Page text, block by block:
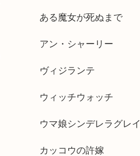
ある魔女が死ぬまで
アン・シャーリー
ヴィジランテ
ウィッチウォッチ
ウマ娘シンデレラグレイ
カッコウの許嫁